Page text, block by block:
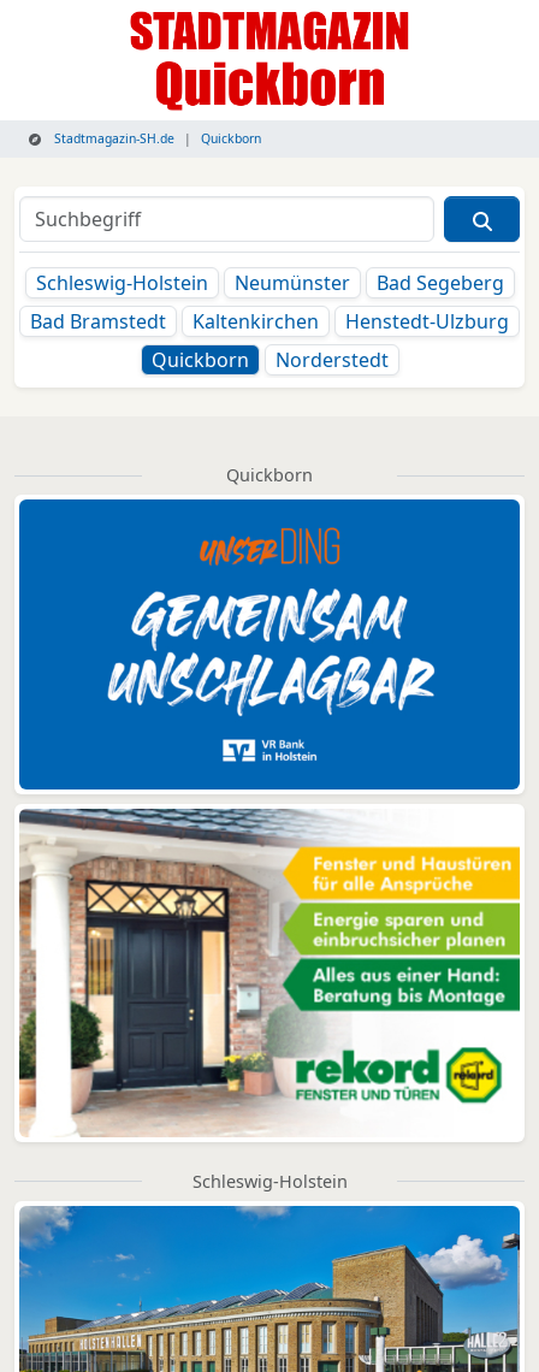
Stadtmagazin-SH.de Quickborn
Schleswig-Holstein Neumünster
Bad Segeberg
Bad Bramstedt
Kaltenkirchen
Henstedt-Ulzburg
Quickborn
Norderstedt
Quickborn
Schleswig-Holstein